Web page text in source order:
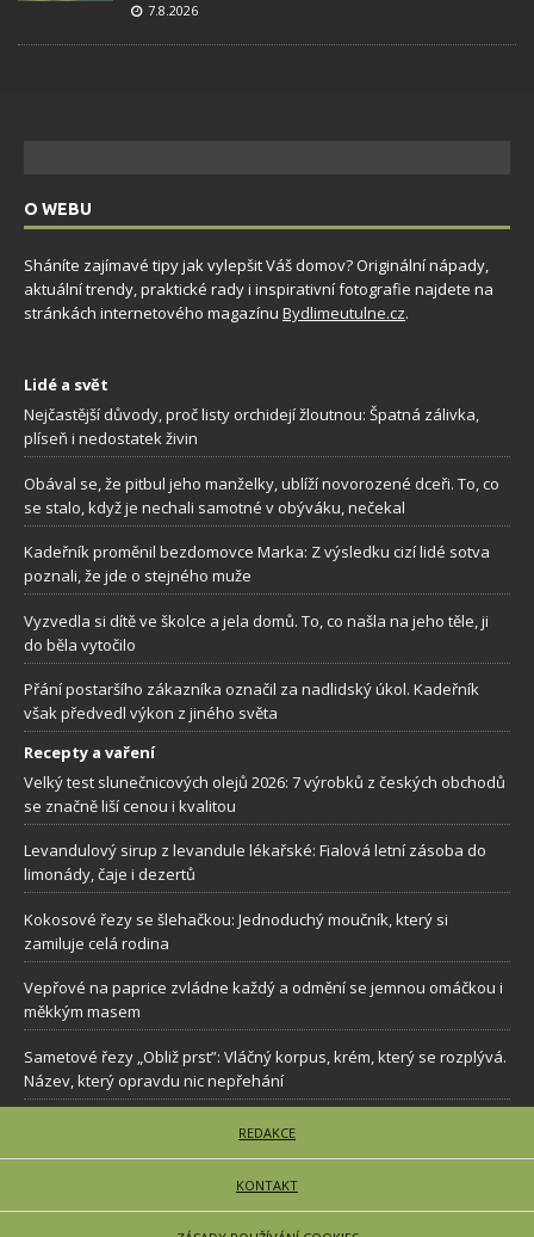
7.8.2026
O WEBU
Sháníte zajímavé tipy jak vylepšit Váš domov? Originální nápady,
aktuální trendy, praktické rady i inspirativní fotografie najdete na
stránkách internetového magazínu Bydlimeutulne.cz.
Lidé a svět
Nejčastější důvody, proč listy orchidejí žloutnou: Špatná zálivka,
plíseň i nedostatek živin
Obával se, že pitbul jeho manželky, ublíží novorozené dceři. To, co
se stalo, když je nechali samotné v obýváku, nečekal
Kadeřník proměnil bezdomovce Marka: Z výsledku cizí lidé sotva
poznali, že jde o stejného muže
Vyzvedla si dítě ve školce a jela domů. To, co našla na jeho těle, ji
do běla vytočilo
Přání postaršího zákazníka označil za nadlidský úkol. Kadeřník
však předvedl výkon z jiného světa
Recepty a vaření
Velký test slunečnicových olejů 2026: 7 výrobků z českých obchodů
se značně liší cenou i kvalitou
Levandulový sirup z levandule lékařské: Fialová letní zásoba do
limonády, čaje i dezertů
Kokosové řezy se šlehačkou: Jednoduchý moučník, který si
zamiluje celá rodina
Vepřové na paprice zvládne každý a odmění se jemnou omáčkou i
měkkým masem
Sametové řezy „Obliž prst”: Vláčný korpus, krém, který se rozplývá.
Název, který opravdu nic nepřehání
REDAKCE
KONTAKT